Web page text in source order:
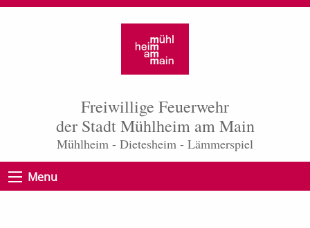
Freiwillige Feuerwehr
der Stadt Mühlheim am Main
Mühlheim - Dietesheim - Lämmerspiel
Menu